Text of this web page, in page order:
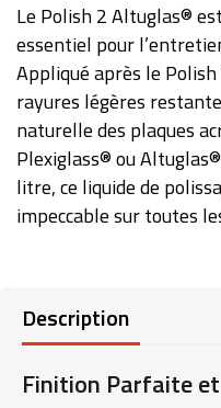
Le Polish 2 Altuglas®
essentiel pour
Appliqué après le
rayures légères
naturelle des plaques
Plexiglass® ou
litre, ce liquide de
impeccable sur toutes
Description
Finition Parfaite